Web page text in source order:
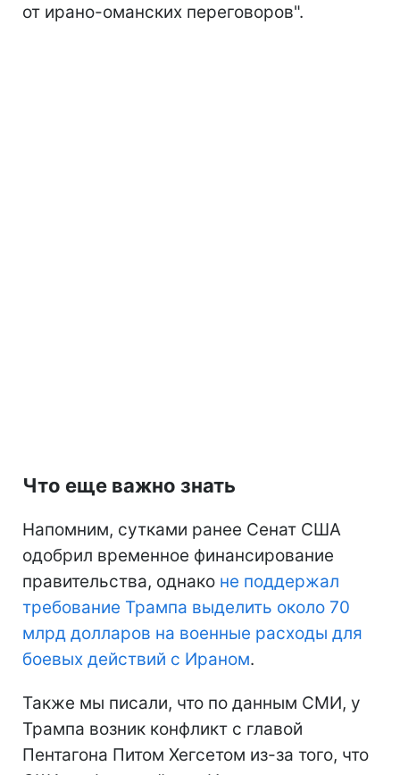
от ирано-оманских переговоров".
Что еще важно знать
Напомним, сутками ранее Сенат США
одобрил временное финансирование
правительства, однако не поддержал
требование Трампа выделить около 70
млрд долларов на военные расходы для
боевых действий с Ираном.
Также мы писали, что по данным СМИ, у
Трампа возник конфликт с главой
Пентагона Питом Хегсетом из-за того, что